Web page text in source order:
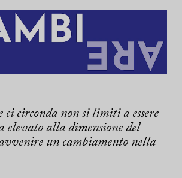
ci circonda non si limiti a essere
elevato alla dimensione del
un cambiamento nella